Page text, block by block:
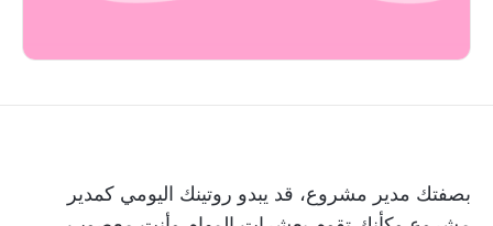
بصفتك مدير مشروع، قد يبدو روتينك اليومي كمدير